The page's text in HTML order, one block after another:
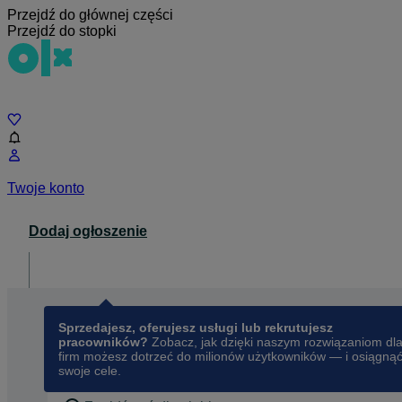
Przejdź do głównej części
Przejdź do stopki
Twoje konto
Dodaj ogłoszenie
Sprzedajesz, oferujesz usługi lub rekrutujesz
pracowników? Zobacz, jak dzięki naszym rozwiązaniom dla
firm możesz dotrzeć do milionów użytkowników — i osiągnąć
swoje cele.